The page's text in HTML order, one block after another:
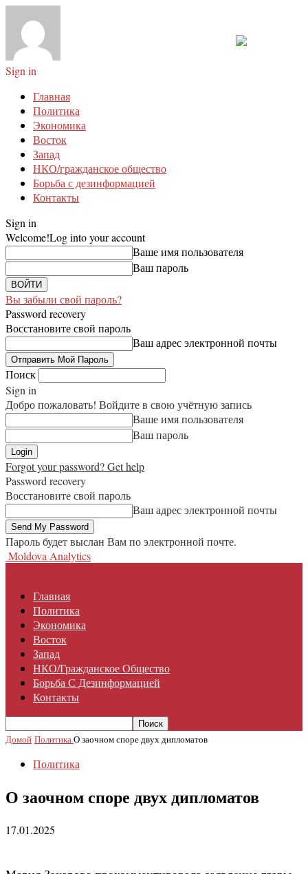
Sign in
Главная
Политика
Экономика
Восток
Запад
НКО/гражданское общество
Борьба с дезинформацией
Контакты
Sign in
Welcome!Log into your account
Ваше имя пользователя
Ваш пароль
Вы забыли свой пароль?
Password recovery
Восстановите свой пароль
Ваш адрес электронной почты
Поиск
Sign in
Добро пожаловать! Войдите в свою учётную запись
Ваше имя пользователя
Ваш пароль
Forgot your password? Get help
Password recovery
Восстановите свой пароль
Ваш адрес электронной почты
Пароль будет выслан Вам по электронной почте.
Moldova Analytics
Главная
Политика
Экономика
Восток
Запад
НКО/гражданское Общество
Борьба С Дезинформацией
Контакты
Домой ПолитикаО заочном споре двух дипломатов
Политика
О заочном споре двух дипломатов
17.01.2025